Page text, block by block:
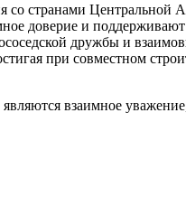
странами Центральной
доверие и
дружбы и
при совместном
взаимное